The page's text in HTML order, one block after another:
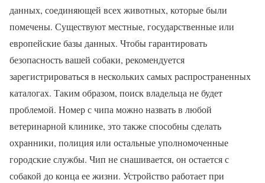
данных, соединяющей всех животных, которые были
помечены. Существуют местные, государственные или
европейские базы данных. Чтобы гарантировать
безопасность вашей собаки, рекомендуется
зарегистрироваться в нескольких самых распространенных
каталогах. Таким образом, поиск владельца не будет
проблемой. Номер с чипа можно назвать в любой
ветеринарной клинике, это также способны сделать
охранники, полиция или остальные уполномоченные
городские службы. Чип не снашивается, он остается с
собакой до конца ее жизни. Устройство работает при